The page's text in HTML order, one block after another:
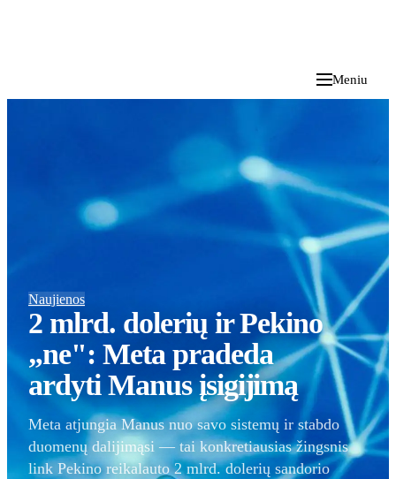
Meniu
Naujienos
2 mlrd. dolerių ir Pekino
„ne": Meta pradeda
ardyti Manus įsigijimą
Meta atjungia Manus nuo savo sistemų ir stabdo
duomenų dalijimąsi — tai konkretiausias žingsnis
link Pekino reikalauto 2 mlrd. dolerių sandorio